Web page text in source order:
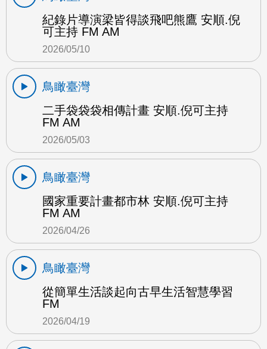
紀錄片導演梁皆得談飛吧熊鷹 安順.倪
可主持 FM AM
2026/05/10
鳥瞰臺灣
二手袋袋袋相傳計畫 安順.倪可主持
FM AM
2026/05/03
鳥瞰臺灣
國家重要計畫都市林 安順.倪可主持
FM AM
2026/04/26
鳥瞰臺灣
從簡單生活談起向古早生活智慧學習
FM
2026/04/19